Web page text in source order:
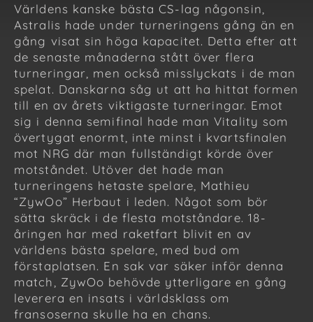
Världens kanske bästa CS-lag någonsin,
Astralis hade under turneringens gång än en
gång visat sin höga kapacitet. Detta efter att
de senaste månaderna stått över flera
turneringar, men också misslyckats i de man
spelat. Danskarna såg ut att ha hittat formen
till en av årets viktigaste turneringar. Emot
sig i denna semifinal hade man Vitality som
övertygat enormt, inte minst i kvartsfinalen
mot NRG där man fullständigt körde över
motståndet. Utöver det hade man
turneringens hetaste spelare, Mathieu
“ZywOo” Herbaut i leden. Något som bör
sätta skräck i de flesta motståndare. 18-
åringen har med raketfart blivit en av
världens bästa spelare, med bud om
förstaplatsen. En sak var säker inför denna
match, ZywOo behövde ytterligare en gång
leverera en insats i världsklass om
fransoserna skulle ha en chans.